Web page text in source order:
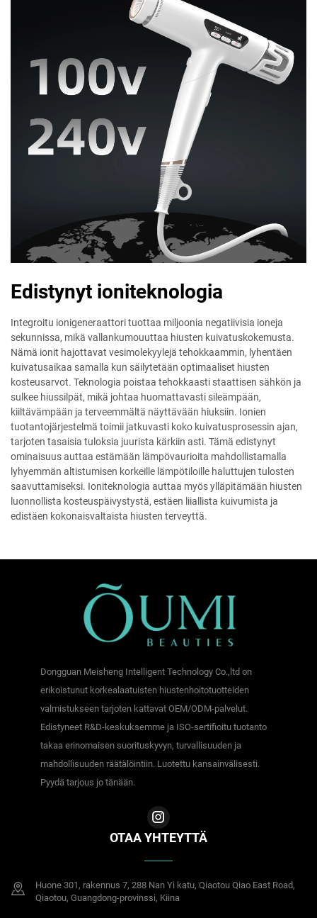
Edistynyt ioniteknologia
Integroitu ionigeneraattori tuottaa miljoonia negatiivisia ioneja
sekunnissa, mikä vallankumouuttaa hiusten kuivatuskokemusta.
Nämä ionit hajottavat vesimolekyylejä tehokkaammin, lyhentäen
kuivatusaikaa samalla kun säilytetään optimaaliset hiusten
kosteusarvot. Teknologia poistaa tehokkaasti staattisen sähkön ja
sulkee hiussilpät, mikä johtaa huomattavasti sileämpään,
kiiltävämpään ja terveemmältä näyttävään hiuksiin. Ionien
tuotantojärjestelmä toimii jatkuvasti koko kuivatusprosessin ajan,
tarjoten tasaisia tuloksia juurista kärkiin asti. Tämä edistynyt
ominaisuus auttaa estämään lämpövaurioita mahdollistamalla
lyhyemmän altistumisen korkeille lämpötiloille haluttujen tulosten
saavuttamiseksi. Ioniteknologia auttaa myös ylläpitämään hiusten
luonnollista kosteuspäivystystä, estäen liiallista kuivumista ja
edistäen kokonaisvaltaista hiusten terveyttä.
Dongguan Meisheng Intelligent Technology Co.,ltd on
erikoistunut korkealaatuisten hiustenhoitotuotteiden
valmistukseen tarjoten kattavat OEM/ODM-palvelut.
Edistyneet R&D-keskuksemme ja ISO-sertifioitu tuotanto
takaa erinomaisen suorituskyvyn, turvallisuuden ja
mahdollisuuden räätälöintiin. Luotettu kansainvälisesti.
Pyydä tarjous jo tänään.
OTAA YHTEYTTÄ
Huone 301, rakennus 7, 288 Nan Yi katu, Qiaotou Qiao East Road,
Qiaotou, Guangdong-provinssi, Kiina